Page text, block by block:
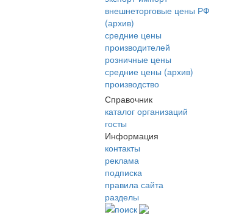
внешнеторговые цены РФ
(архив)
средние цены
производителей
розничные цены
средние цены (архив)
производство
Справочник
каталог организаций
госты
Информация
контакты
реклама
подписка
правила сайта
разделы
поиск